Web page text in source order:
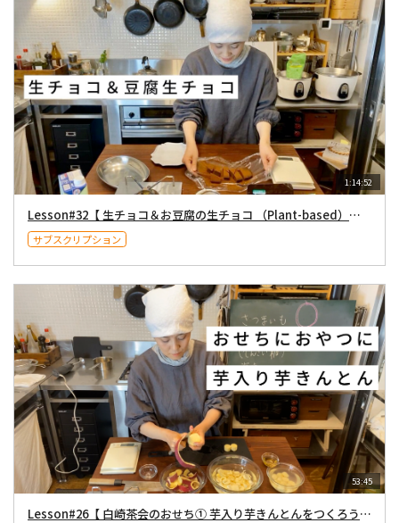
1:14:52
Lesson#32【 生チョコ＆お豆腐の生チョコ （Plant-based）】2021年2月6日
サブスクリプション
53:45
Lesson#26【 白崎茶会のおせち① 芋入り芋きんとんをつくろう！ 】2020年12月26日配信